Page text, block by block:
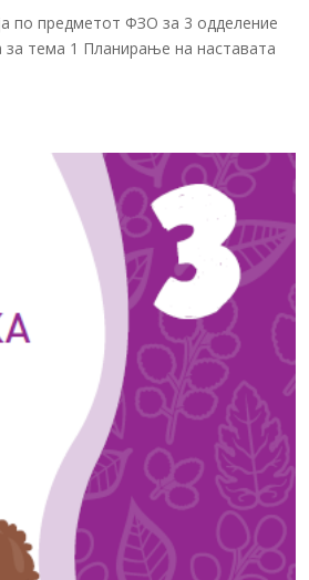
по предметот ФЗО за 3 одделение
тема 1 Планирање на наставата